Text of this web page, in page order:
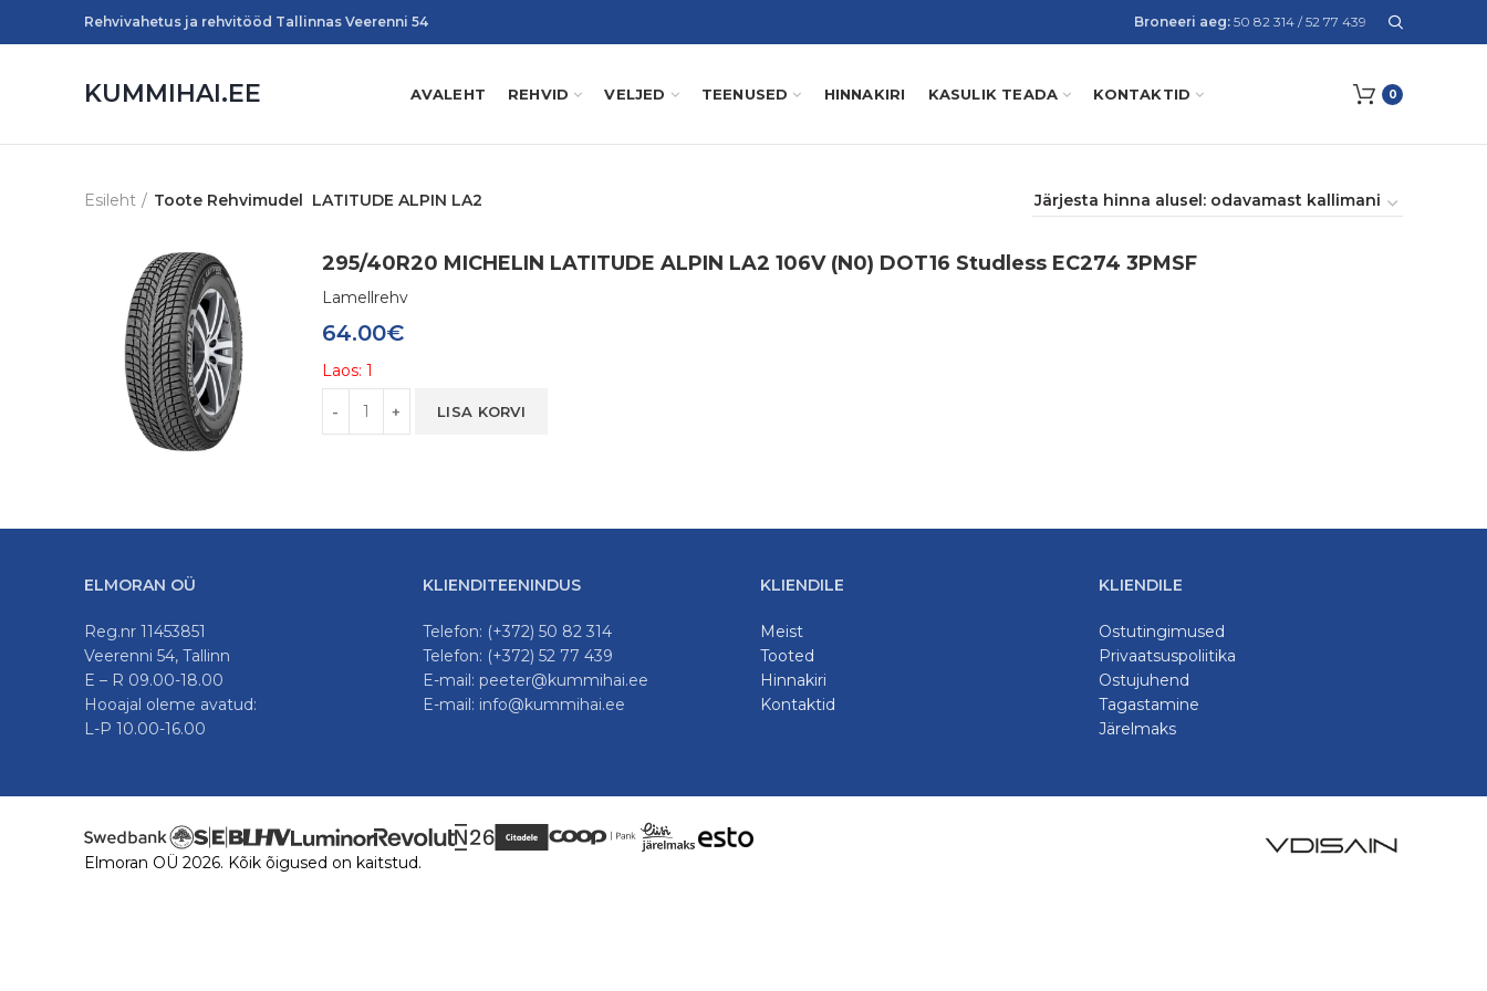
Rehvivahetus ja rehvitööd Tallinnas Veerenni 54 Broneeri aeg: 50 82 314 / 52 77 439
KUMMIHAI.EE AVALEHT REHVID VELJED TEENUSED HINNAKIRI KASULIK TEADA KONTAKTID 0
Esileht Toote Rehvimudel LATITUDE ALPIN LA2
295/40R20 MICHELIN LATITUDE ALPIN LA2 106V (N0) DOT16 Studless EC274 3PMSF
Laos: 1
Lamellrehv
64.00€
LISA KORVI
ELMORAN OÜ
Reg.nr 11453851
Veerenni 54, Tallinn
E – R 09.00-18.00
Hooajal oleme avatud:
L-P 10.00-16.00
KLIENDITEENINDUS
Telefon: (+372) 50 82 314
Telefon: (+372) 52 77 439
E-mail: peeter@kummihai.ee
E-mail: info@kummihai.ee
KLIENDILE
Meist
Tooted
Hinnakiri
Kontaktid
KLIENDILE
Ostutingimused
Privaatsuspoliitika
Ostujuhend
Tagastamine
Järelmaks
Elmoran OÜ 2026. Kõik õigused on kaitstud.